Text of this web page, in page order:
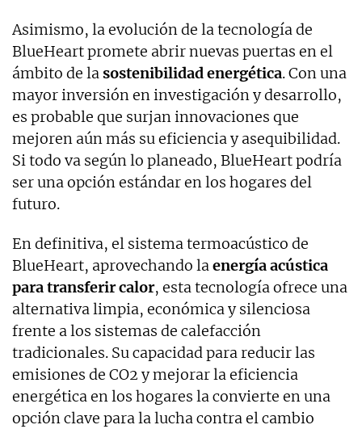
Asimismo, la evolución de la tecnología de
BlueHeart promete abrir nuevas puertas en el
ámbito de lasostenibilidad energética. Con una
mayor inversión en investigación y desarrollo,
es probable que surjan innovaciones que
mejoren aún más su eficiencia y asequibilidad.
Si todo va según lo planeado, BlueHeart podría
ser una opción estándar en los hogares del
futuro.
En definitiva, el sistema termoacústico de
BlueHeart, aprovechando laenergía acústica
para transferir calor, esta tecnología ofrece una
alternativa limpia, económica y silenciosa
frente a los sistemas de calefacción
tradicionales. Su capacidad para reducir las
emisiones de CO2 y mejorar la eficiencia
energética en los hogares la convierte en una
opción clave para la lucha contra el cambio